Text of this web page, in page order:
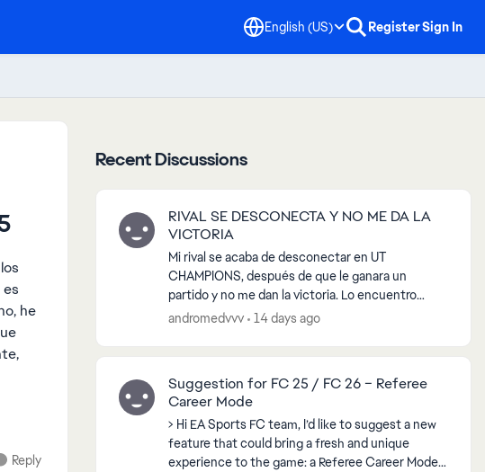
English (US) RegisterSign In
he
Reply
Recent Discussions
RIVAL SE DESCONECTA Y NO ME DA LA
VICTORIA
Mi rival se acaba de desconectar en UT
CHAMPIONS, después de que le ganara un
partido y no me dan la victoria. Lo encuentro
insólito ya que gané limpiamente. Ademas, el rival
andromedvvv 14 days ago
Suggestion for FC 25 / FC 26 – Referee
Career Mode
> Hi EA Sports FC team, I’d like to suggest a new
feature that could bring a fresh and unique
experience to the game: a Referee Career Mode.